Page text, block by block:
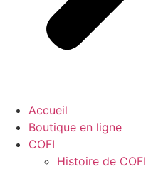
Accueil
Boutique en ligne
COFI
Histoire de COFI